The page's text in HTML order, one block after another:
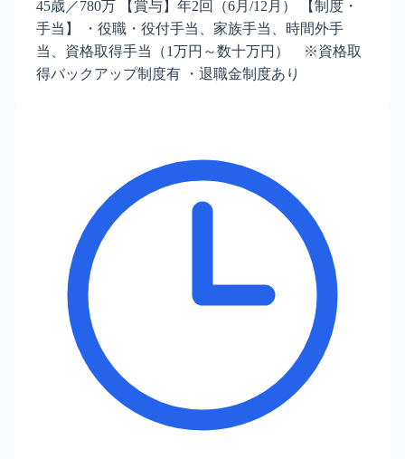
45歳／780万 【賞与】年2回（6月/12月） 【制度・
手当】 ・役職・役付手当、家族手当、時間外手
当、資格取得手当（1万円～数十万円） ※資格取
得バックアップ制度有 ・退職金制度あり